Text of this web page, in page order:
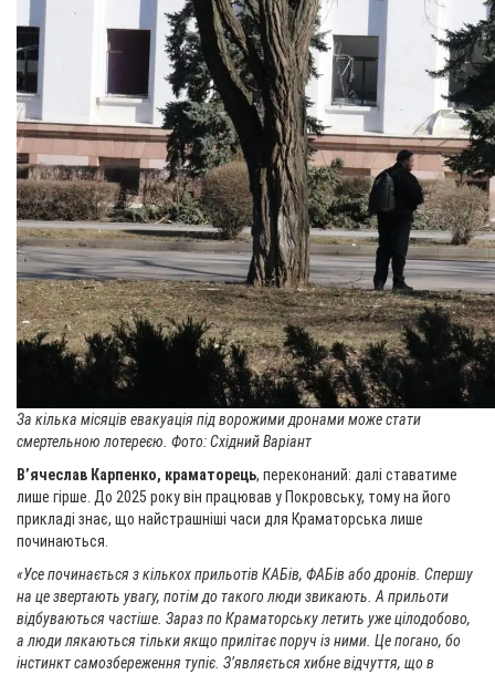
За кілька місяців евакуація під ворожими дронами може стати
смертельною лотереєю. Фото: Східний Варіант
В’ячеслав Карпенко, краматорець, переконаний: далі ставатиме
лише гірше. До 2025 року він працював у Покровську, тому на його
прикладі знає, що найстрашніші часи для Краматорська лише
починаються.
«Усе починається з кількох прильотів КАБів, ФАБів або дронів. Спершу
на це звертають увагу, потім до такого люди звикають. А прильоти
відбуваються частіше. Зараз по Краматорську летить уже цілодобово,
а люди лякаються тільки якщо прилітає поруч із ними. Це погано, бо
інстинкт самозбереження тупіє. З’являється хибне відчуття, що в